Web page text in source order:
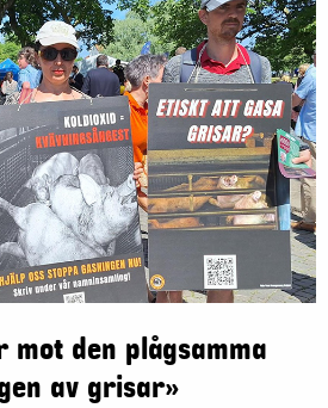
mot den plågsamma
av grisar»